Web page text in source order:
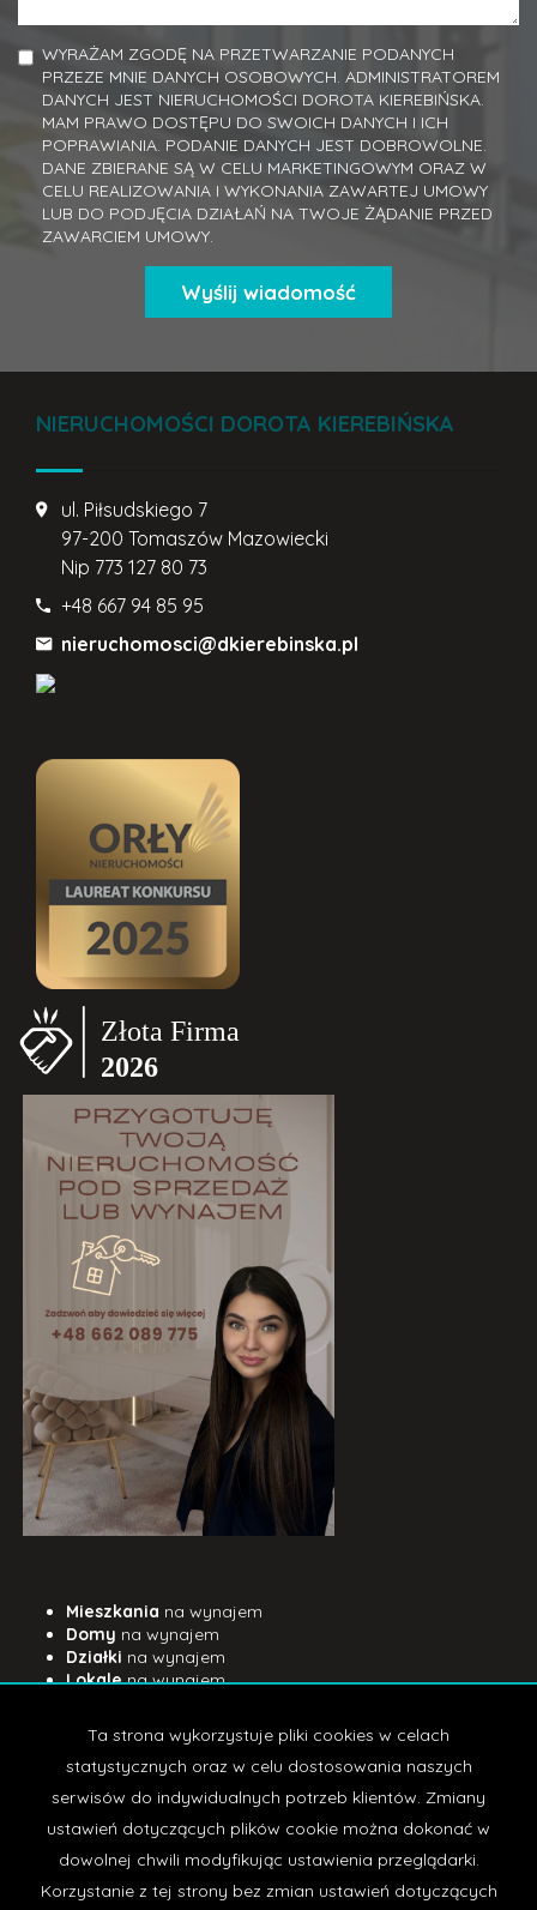
WYRAŻAM ZGODĘ NA PRZETWARZANIE PODANYCH
PRZEZE MNIE DANYCH OSOBOWYCH. ADMINISTRATOREM
DANYCH JEST NIERUCHOMOŚCI DOROTA KIEREBIŃSKA.
MAM PRAWO DOSTĘPU DO SWOICH DANYCH I ICH
POPRAWIANIA. PODANIE DANYCH JEST DOBROWOLNE.
DANE ZBIERANE SĄ W CELU MARKETINGOWYM ORAZ W
CELU REALIZOWANIA I WYKONANIA ZAWARTEJ UMOWY
LUB DO PODJĘCIA DZIAŁAŃ NA TWOJE ŻĄDANIE PRZED
ZAWARCIEM UMOWY.
NIERUCHOMOŚCI DOROTA KIEREBIŃSKA
ul. Piłsudskiego 7
97-200 Tomaszów Mazowiecki
Nip 773 127 80 73
+48 667 94 85 95
nieruchomosci@dkierebinska.pl
Mieszkania na wynajem
Domy na wynajem
Działki na wynajem
Lokalena wynajem
Obiekty
na wynajem
Mieszkaniana sprzedaż
Domy
na sprzedaż
Działki na sprzedaż
Lokale na sprzedaż
Halena sprzedaż
Ta strona wykorzystuje pliki cookies w celach
statystycznych oraz w celu dostosowania naszych
serwisów do indywidualnych potrzeb klientów. Zmiany
ustawień dotyczących plików cookie można dokonać w
dowolnej chwili modyfikując ustawienia przeglądarki.
Korzystanie z tej strony bez zmian ustawień dotyczących